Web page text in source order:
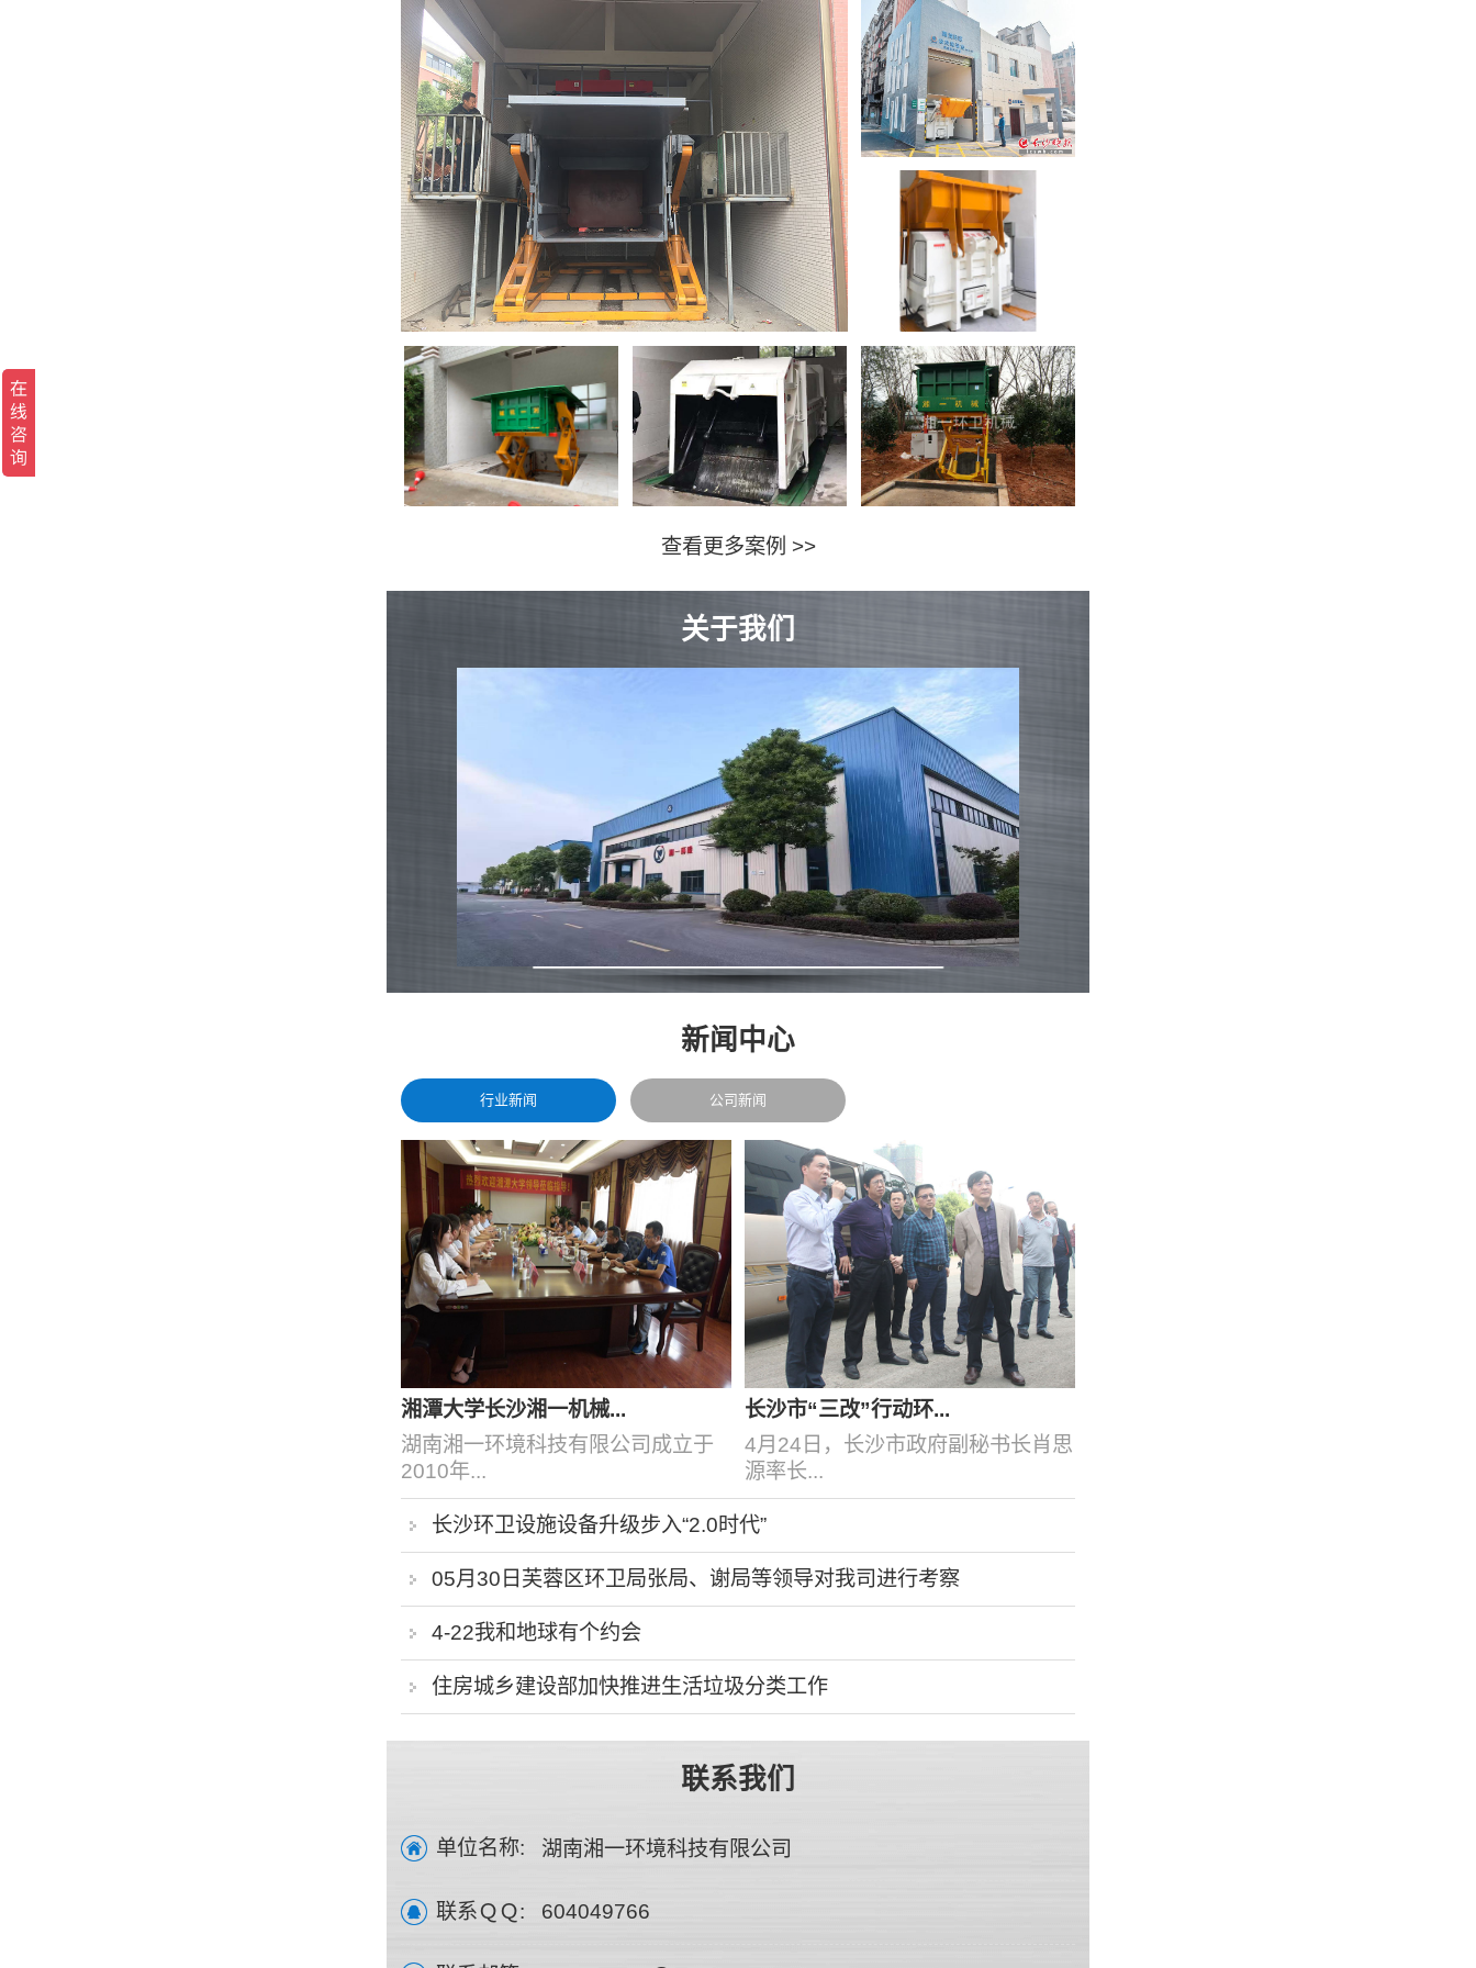
查看更多案例 >>
关于我们
新闻中心
行业新闻 公司新闻
湘潭大学长沙湘一机械...
湖南湘一环境科技有限公司成立于
2010年...
长沙市“三改”行动环...
4月24日，长沙市政府副秘书长肖思
源率长...
长沙环卫设施设备升级步入“2.0时代”
05月30日芙蓉区环卫局张局、谢局等领导对我司进行考察
4-22我和地球有个约会
住房城乡建设部加快推进生活垃圾分类工作
联系我们
单位名称: 湖南湘一环境科技有限公司
联系ＱＱ: 604049766